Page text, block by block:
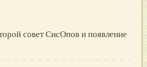
совет СисОпов и появление